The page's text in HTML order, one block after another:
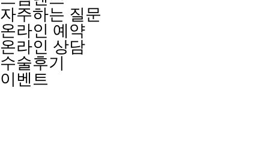
자주하는 질문
온라인 예약
온라인 상담
수술후기
이벤트